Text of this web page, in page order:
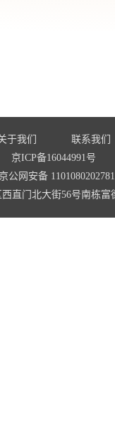
于我们 联系我们
京ICP备16044991号
京公网安备
直门北大街56号南栋富